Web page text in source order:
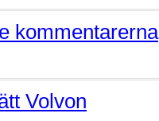
kommentarerna
Volvon